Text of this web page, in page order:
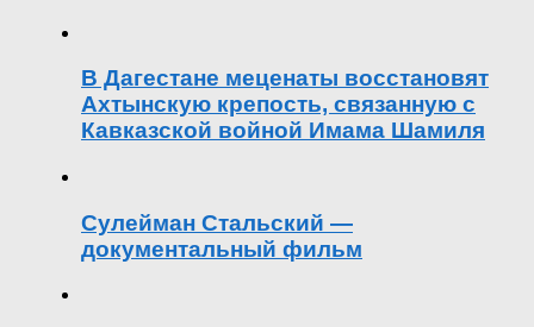
В Дагестане меценаты восстановят
Ахтынскую крепость, связанную с
Кавказской войной Имама Шамиля
Сулейман Стальский —
документальный фильм